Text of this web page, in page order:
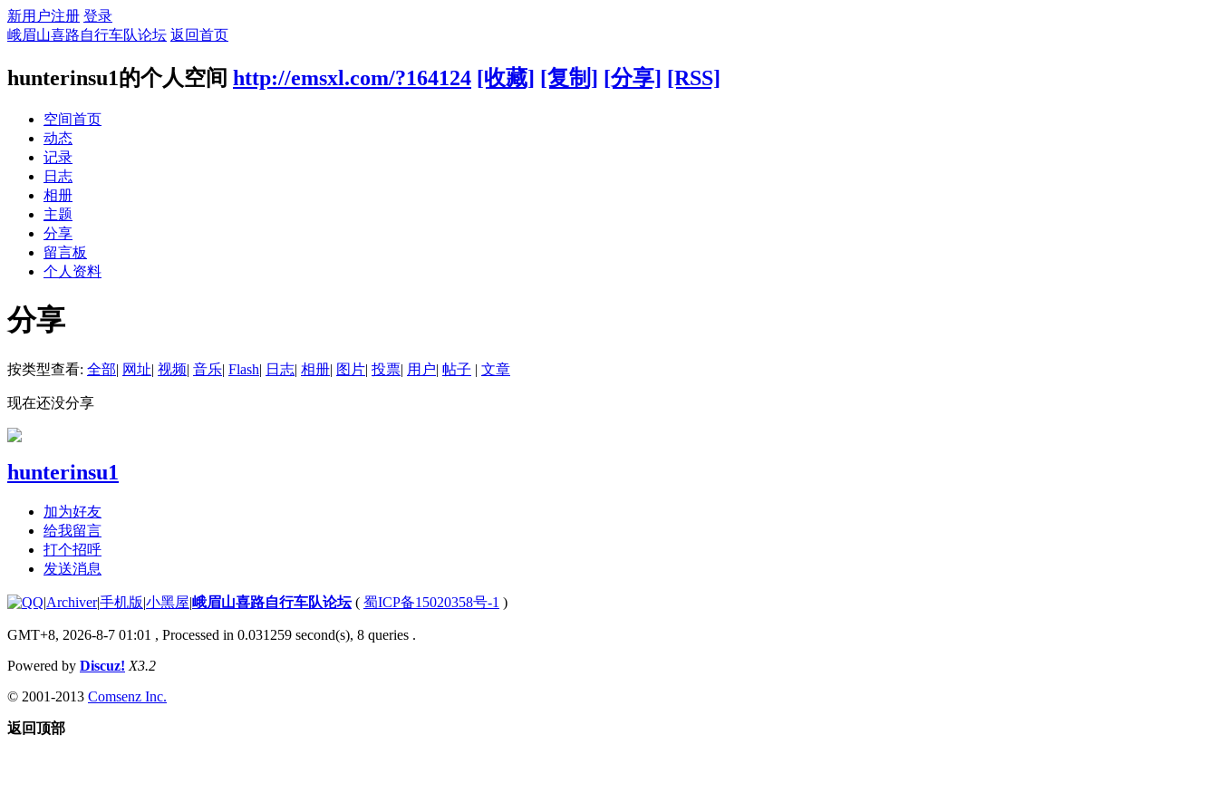
新用户注册 登录
峨眉山喜路自行车队论坛 返回首页
hunterinsu1的个人空间 http://emsxl.com/?164124 [收藏] [复制] [分享] [RSS]
空间首页
动态
记录
日志
相册
主题
分享
留言板
个人资料
分享
按类型查看: 全部| 网址| 视频| 音乐| Flash| 日志| 相册| 图片| 投票| 用户| 帖子 | 文章
现在还没分享
hunterinsu1
加为好友
给我留言
打个招呼
发送消息
|Archiver|手机版|小黑屋|峨眉山喜路自行车队论坛( 蜀ICP备15020358号-1 )
GMT+8, 2026-8-7 01:01 , Processed in 0.031259 second(s), 8 queries .
Powered by Discuz! X3.2
© 2001-2013 Comsenz Inc.
返回顶部